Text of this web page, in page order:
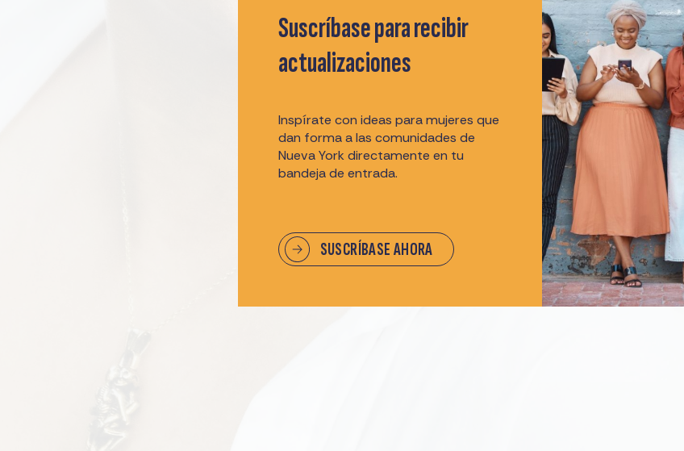
Suscríbase para recibir
actualizaciones
Inspírate con ideas para mujeres que
dan forma a las comunidades de
Nueva York directamente en tu
bandeja de entrada.
SUSCRÍBASE AHORA